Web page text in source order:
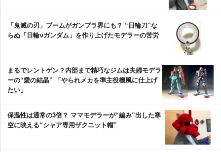
「鬼滅の刃」ブームがガンプラ界にも？ “日輪刀”な
らぬ「日輪νガンダム」を作り上げたモデラーの苦労
まるでレントゲン？内部まで精巧なジムは夫婦モデラ
ーの“愛の結晶” 「やられメカを準主役機風に仕上げ
たい」
保温性は通常の3倍？ ママモデラーが“編み”出した寒
空に映える“シャア専用ザクニット帽”